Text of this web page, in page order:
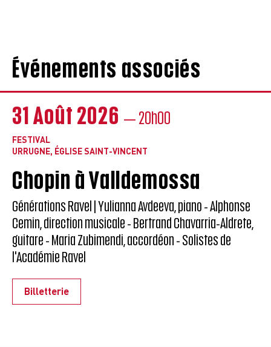
Événements associés
31 Août 2026 — 20h00
FESTIVAL
URRUGNE, ÉGLISE SAINT-VINCENT
Chopin à Valldemossa
Générations Ravel | Yulianna Avdeeva, piano - Alphonse
Cemin, direction musicale - Bertrand Chavarria-Aldrete,
guitare - Maria Zubimendi, accordéon - Solistes de
l'Académie Ravel
Billetterie